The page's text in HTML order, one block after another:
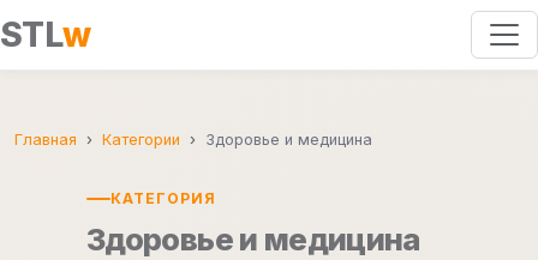
STLw
Главная Категории Здоровье и медицина
КАТЕГОРИЯ
Здоровье и медицина